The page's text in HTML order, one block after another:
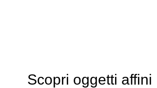
Scopri oggetti affini